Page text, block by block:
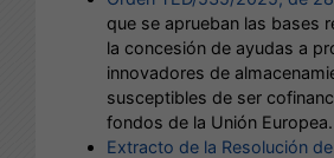
que se aprueban las bases
la concesión de ayudas a
innovadores de
susceptibles de ser
fondos de la Unión Europea.
Extracto de la Resolución